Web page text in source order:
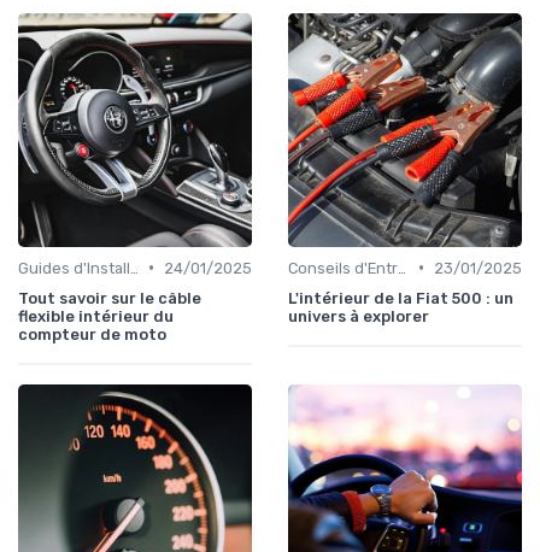
•
24/01/2025
Tout savoir sur le câble
flexible intérieur du
compteur de moto
•
23/01/2025
L'intérieur de la Fiat 500 : un
univers à explorer